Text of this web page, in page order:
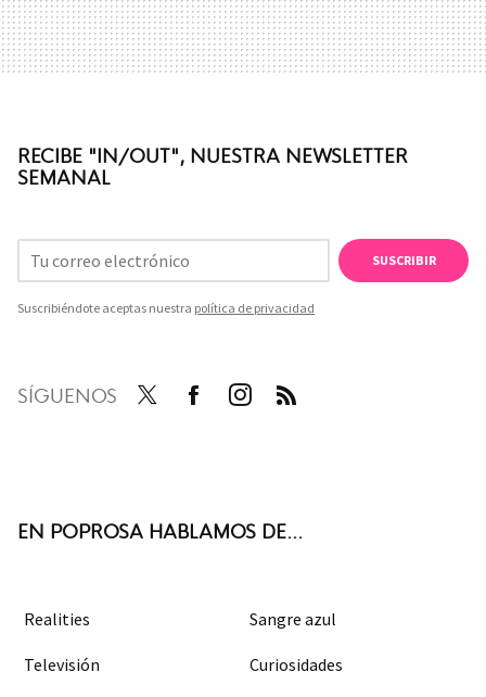
RECIBE "IN/OUT", NUESTRA NEWSLETTER
SEMANAL
SUSCRIBIR
Suscribiéndote aceptas nuestra política de privacidad
SÍGUENOS
EN POPROSA HABLAMOS DE...
Realities Sangre azul
Televisión Curiosidades